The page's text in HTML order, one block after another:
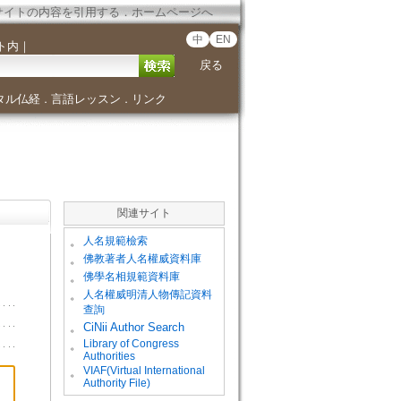
イトの内容を引用する．ホームページへ
内 ｜ 中 EN
戻る
ル仏経． 言語レッスン ． リンク
関連サイト
。 人名規範檢索
。 佛教著者人名權威資料庫
。 佛學名相規範資料庫
。
人名權威明清人物傳記資料
查詢
。
CiNii Author Search
。
Library of Congress
Authorities
。
VIAF(Virtual International
Authority File)